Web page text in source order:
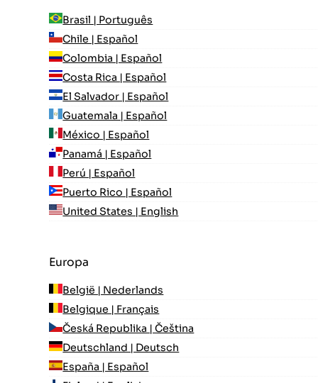
Brasil | Português
Chile | Español
Colombia | Español
Costa Rica | Español
El Salvador | Español
Guatemala | Español
México | Español
Panamá | Español
Perú | Español
Puerto Rico | Español
United States | English
Europa
België | Nederlands
Belgique | Français
Česká Republika | Čeština
Deutschland | Deutsch
España | Español